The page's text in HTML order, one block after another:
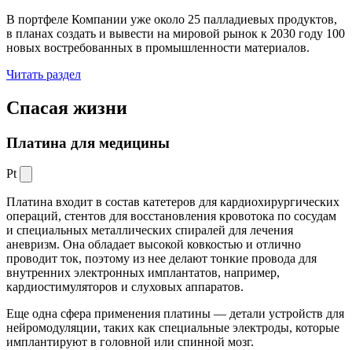
В портфеле Компании уже около 25 палладиевых продуктов,
в планах создать и вывести на мировой рынок к 2030 году 100
новых востребованных в промышленности материалов.
Читать раздел
Спасая жизни
Платина для медицины
Pt
Платина входит в состав катетеров для кардиохирургических
операций, стентов для восстановления кровотока по сосудам
и специальных металлических спиралей для лечения
аневризм. Она обладает высокой ковкостью и отлично
проводит ток, поэтому из нее делают тонкие провода для
внутренних электронных имплантатов, например,
кардиостимуляторов и слуховых аппаратов.
Еще одна сфера применения платины — детали устройств для
нейромодуляции, таких как специальные электроды, которые
имплантируют в головной или спинной мозг.